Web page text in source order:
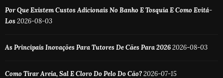
Por Que Existem Custos Adicionais No Banho E Tosquia E Como Evitá-
Los2026-08-03
As Principais Inovações Para Tutores De Cães Para 20262026-08-03
Como Tirar Areia, Sal E Cloro Do Pelo Do Cão?2026-07-15